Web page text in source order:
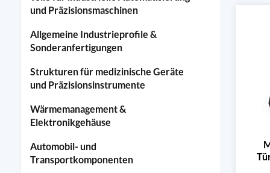
und Präzisionsmaschinen
Allgemeine Industrieprofile &
Sonderanfertigungen
Strukturen für medizinische Geräte
und Präzisionsinstrumente
Wärmemanagement &
Elektronikgehäuse
Automobil- und
Transportkomponenten